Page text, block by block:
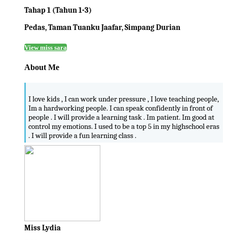
Tahap 1 (Tahun 1-3)
Pedas, Taman Tuanku Jaafar, Simpang Durian
View miss sara
About Me
I love kids , I can work under pressure , I love teaching people,
Im a hardworking people. I can speak confidently in front of
people . I will provide a learning task . Im patient. Im good at
control my emotions. I used to be a top 5 in my highschool eras
. I will provide a fun learning class .
Miss Lydia